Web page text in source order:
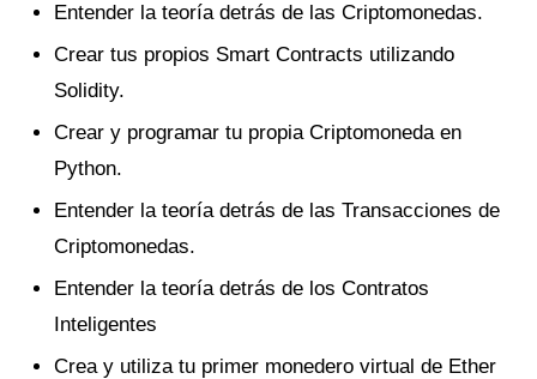
Entender la teoría detrás de las Criptomonedas.
Crear tus propios Smart Contracts utilizando
Solidity.
Crear y programar tu propia Criptomoneda en
Python.
Entender la teoría detrás de las Transacciones de
Criptomonedas.
Entender la teoría detrás de los Contratos
Inteligentes
Crea y utiliza tu primer monedero virtual de Ether